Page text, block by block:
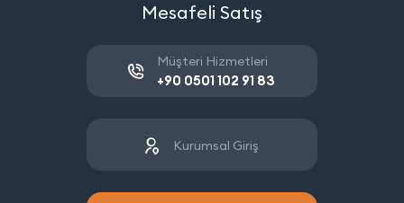
Mesafeli Satış
Müşteri Hizmetleri
+90 0501 102 91 83
Kurumsal Giriş